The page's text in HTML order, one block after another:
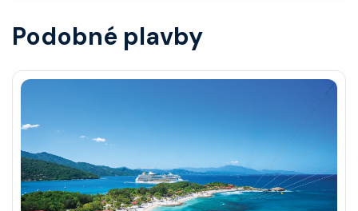
Podobné plavby